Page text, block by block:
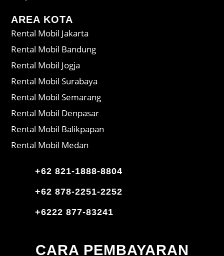
AREA KOTA
Rental Mobil Jakarta
Rental Mobil Bandung
Rental Mobil Jogja
Rental Mobil Surabaya
Rental Mobil Semarang
Rental Mobil Denpasar
Rental Mobil Balikpapan
Rental Mobil Medan
+62 821-1888-8804
+62 878-2251-2252
+6222 877-83241
CARA PEMBAYARAN